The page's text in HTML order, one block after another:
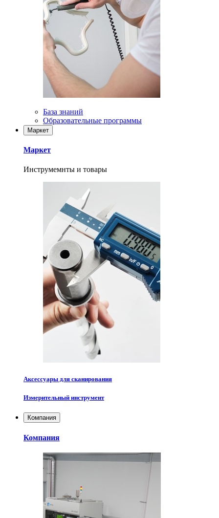
База знаний
Образовательные программы
Маркет
Маркет
Инструмемнты и товары
Аксессуары для сканирования
Измерительный инструмент
Компания
Компания